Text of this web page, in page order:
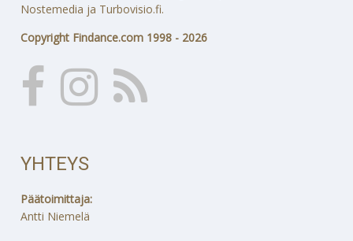
Nostemedia ja Turbovisio.fi.
Copyright Findance.com 1998 - 2026
YHTEYS
Päätoimittaja:
Antti Niemelä